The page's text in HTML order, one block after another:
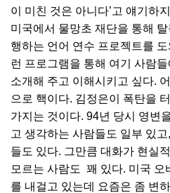
이 미친 것은 아니다’고 얘기하
미국에서 물망초 재단을 통해
행하는 언어 연수 프로젝트를
런 프로그램을 통해 여기 사람
소개해 주고 이해시키고 싶다.
으로 핵이다. 김정은이 폭탄을
가지는 것이다. 94년 당시 영변
고 생각하는 사람들도 일부 있
들도 있다. 그만큼 대화가 현실
모르는 사람도 꽤 있다. 미국 오
를 내걸고 있는데 요즘은 좀 변